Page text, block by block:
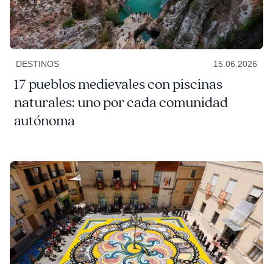
DESTINOS 15.06.2026
17 pueblos medievales con piscinas
naturales: uno por cada comunidad
autónoma